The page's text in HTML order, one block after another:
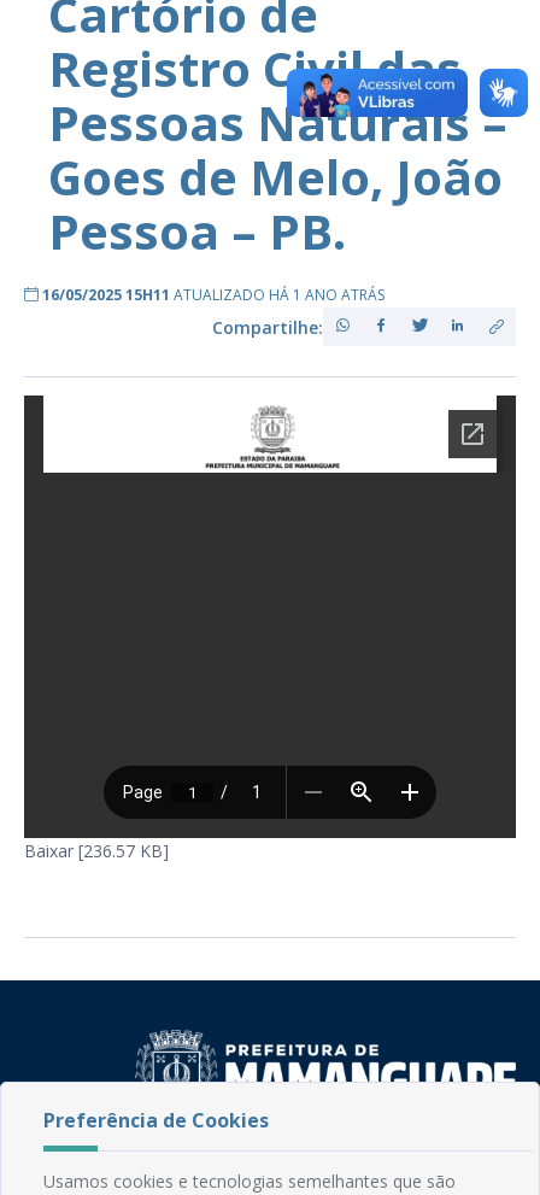
Cartório de
Registro Civil das
Pessoas Naturais –
Goes de Melo, João
Pessoa – PB.
16/05/2025 15H11 ATUALIZADO HÁ 1 ANO ATRÁS
Compartilhe:
Baixar [236.57 KB]
CEP: 58.280-000 - Mamanguape/PB
Preferência de Cookies
Usamos cookies e tecnologias semelhantes que são